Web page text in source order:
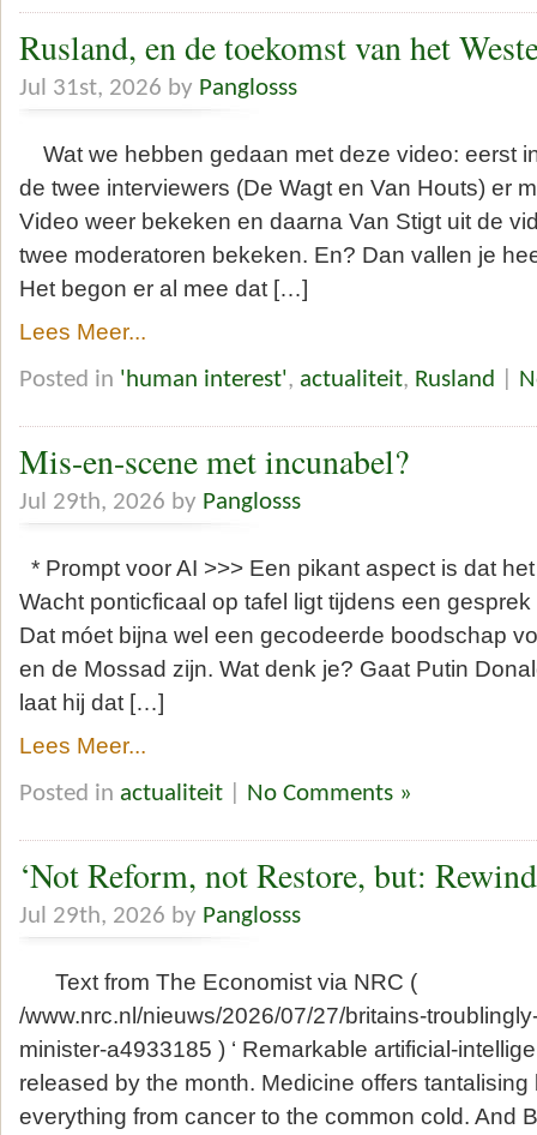
Rusland, en de toekomst van het
Jul 31st, 2026 by Panglosss
Wat we hebben gedaan met deze video: eerst
de twee interviewers (De Wagt en Van Houts) er
Video weer bekeken en daarna Van Stigt uit de
twee moderatoren bekeken. En? Dan vallen je
Het begon er al mee dat […]
Lees Meer...
Posted in 'human interest', actualiteit, Rusland
Mis-en-scene met incunabel?
Jul 29th, 2026 by Panglosss
* Prompt voor AI >>> Een pikant aspect is dat
Wacht ponticficaal op tafel ligt tijdens een
Dat móet bijna wel een gecodeerde boodschap
en de Mossad zijn. Wat denk je? Gaat Putin
laat hij dat […]
Lees Meer...
Posted in actualiteit No Comments »
‘Not Reform, not Restore, but:
Jul 29th, 2026 by Panglosss
Text from The Economist via NRC (
/www.nrc.nl/nieuws/2026/07/27/britains-
minister-a4933185 ) ‘ Remarkable artificial-
released by the month. Medicine offers
everything from cancer to the common cold. And